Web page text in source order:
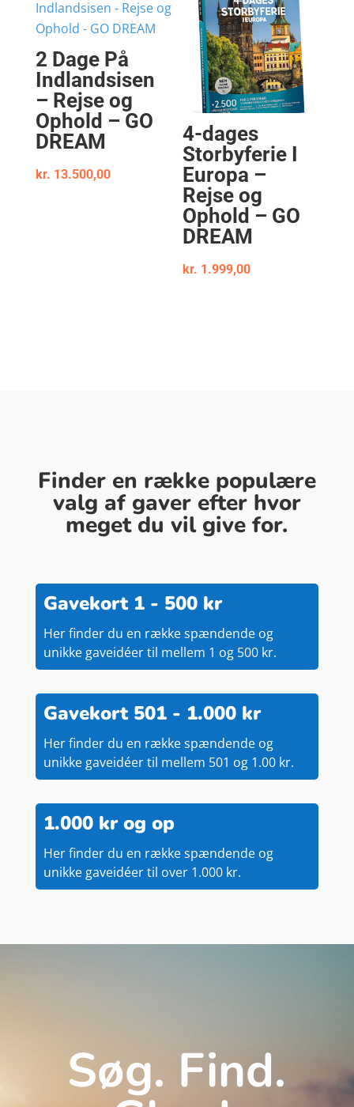
2 Dage På
Indlandsisen
– Rejse og
Ophold – GO
DREAM
kr. 13.500,00
4-dages
Storbyferie I
Europa –
Rejse og
Ophold – GO
DREAM
kr. 1.999,00
Finder en række populære
valg af gaver efter hvor
meget du vil give for.
Gavekort 1 - 500 kr
Her finder du en række spændende og
unikke gaveidéer til mellem 1 og 500 kr.
Gavekort 501 - 1.000 kr
Her finder du en række spændende og
unikke gaveidéer til mellem 501 og 1.00 kr.
1.000 kr og op
Her finder du en række spændende og
unikke gaveidéer til over 1.000 kr.
Søg. Find.